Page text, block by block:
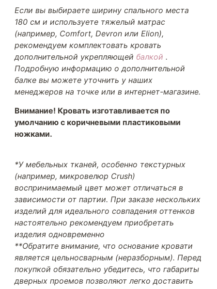
Если вы выбираете ширину спального места
180 см и используете тяжелый матрас
(например, Comfort, Devron или Elion),
рекомендуем комплектовать кровать
дополнительной укрепляющей балкой .
Подробную информацию о дополнительной
балке вы можете уточнить у наших
менеджеров на точке или в интернет-магазине.
Внимание! Кровать изготавливается по
умолчанию с коричневыми пластиковыми
ножками.
*У мебельных тканей, особенно текстурных
(например, микровелюр Crush)
воспринимаемый цвет может отличаться в
зависимости от партии. При заказе нескольких
изделий для идеального совпадения оттенков
настоятельно рекомендуем приобретать
изделия одновременно
**Обратите внимание, что основание кровати
является цельносварным (неразборным). Перед
покупкой обязательно убедитесь, что габариты
дверных проемов позволяют легко доставить